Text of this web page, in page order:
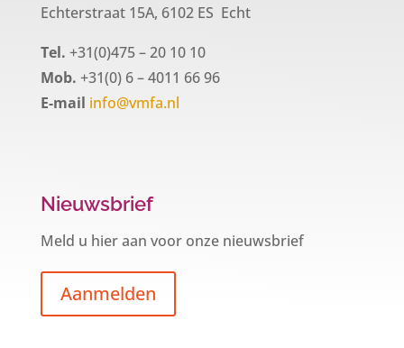
Echterstraat 15A, 6102 ES Echt
Tel. +31(0)475 – 20 10 10
Mob. +31(0) 6 – 4011 66 96
E-mail info@vmfa.nl
Nieuwsbrief
Meld u hier aan voor onze nieuwsbrief
Aanmelden